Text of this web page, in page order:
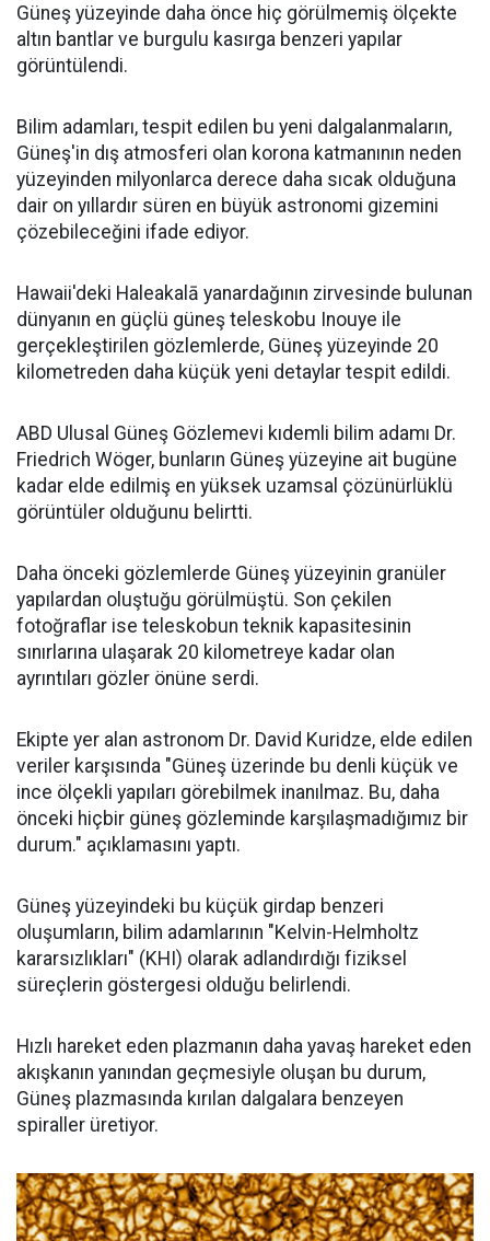
Güneş yüzeyinde daha önce hiç görülmemiş ölçekte
altın bantlar ve burgulu kasırga benzeri yapılar
görüntülendi.
Bilim adamları, tespit edilen bu yeni dalgalanmaların,
Güneş'in dış atmosferi olan korona katmanının neden
yüzeyinden milyonlarca derece daha sıcak olduğuna
dair on yıllardır süren en büyük astronomi gizemini
çözebileceğini ifade ediyor.
Hawaii'deki Haleakalā yanardağının zirvesinde bulunan
dünyanın en güçlü güneş teleskobu Inouye ile
gerçekleştirilen gözlemlerde, Güneş yüzeyinde 20
kilometreden daha küçük yeni detaylar tespit edildi.
ABD Ulusal Güneş Gözlemevi kıdemli bilim adamı Dr.
Friedrich Wöger, bunların Güneş yüzeyine ait bugüne
kadar elde edilmiş en yüksek uzamsal çözünürlüklü
görüntüler olduğunu belirtti.
Daha önceki gözlemlerde Güneş yüzeyinin granüler
yapılardan oluştuğu görülmüştü. Son çekilen
fotoğraflar ise teleskobun teknik kapasitesinin
sınırlarına ulaşarak 20 kilometreye kadar olan
ayrıntıları gözler önüne serdi.
Ekipte yer alan astronom Dr. David Kuridze, elde edilen
veriler karşısında "Güneş üzerinde bu denli küçük ve
ince ölçekli yapıları görebilmek inanılmaz. Bu, daha
önceki hiçbir güneş gözleminde karşılaşmadığımız bir
durum." açıklamasını yaptı.
Güneş yüzeyindeki bu küçük girdap benzeri
oluşumların, bilim adamlarının "Kelvin-Helmholtz
kararsızlıkları" (KHI) olarak adlandırdığı fiziksel
süreçlerin göstergesi olduğu belirlendi.
Hızlı hareket eden plazmanın daha yavaş hareket eden
akışkanın yanından geçmesiyle oluşan bu durum,
Güneş plazmasında kırılan dalgalara benzeyen
spiraller üretiyor.